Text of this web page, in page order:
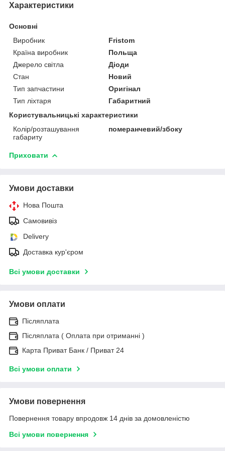
Характеристики
Основні
Виробник
Fristom
Країна виробник
Польща
Джерело світла
Діоди
Стан
Новий
Тип запчастини
Оригінал
Тип ліхтаря
Габаритний
Користувальницькі характеристики
Колір/розташування
габариту
померанчевий/збоку
Приховати
Умови доставки
Нова Пошта
Самовивіз
Delivery
Доставка кур'єром
Всі умови доставки
Умови оплати
Післяплата
Післяплата ( Оплата при отриманні )
Карта Приват Банк / Приват 24
Всі умови оплати
Умови повернення
Повернення товару впродовж 14 днів за домовленістю
Всі умови повернення